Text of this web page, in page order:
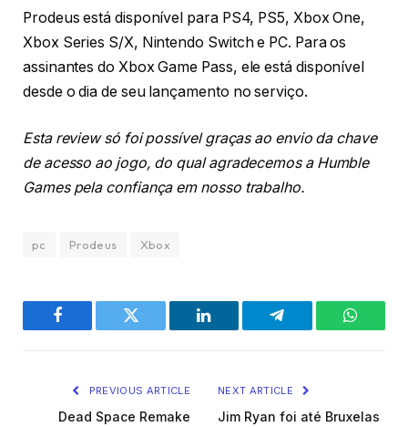
Prodeus está disponível para PS4, PS5, Xbox One,
Xbox Series S/X, Nintendo Switch e PC. Para os
assinantes do Xbox Game Pass, ele está disponível
desde o dia de seu lançamento no serviço.
Esta review só foi possível graças ao envio da chave
de acesso ao jogo, do qual agradecemos a Humble
Games pela confiança em nosso trabalho.
pc Prodeus Xbox
Facebook Twitter LinkedIn Telegram
PREVIOUS ARTICLE
Dead Space Remake
NEXT ARTICLE
Jim Ryan foi até Bruxelas